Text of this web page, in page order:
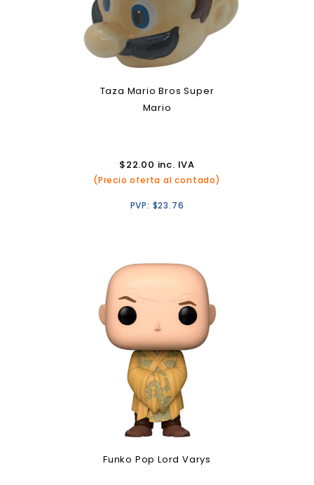
Taza Mario Bros Super
Mario
$22.00 inc. IVA
(Precio oferta al contado)
PVP: $23.76
Funko Pop Lord Varys